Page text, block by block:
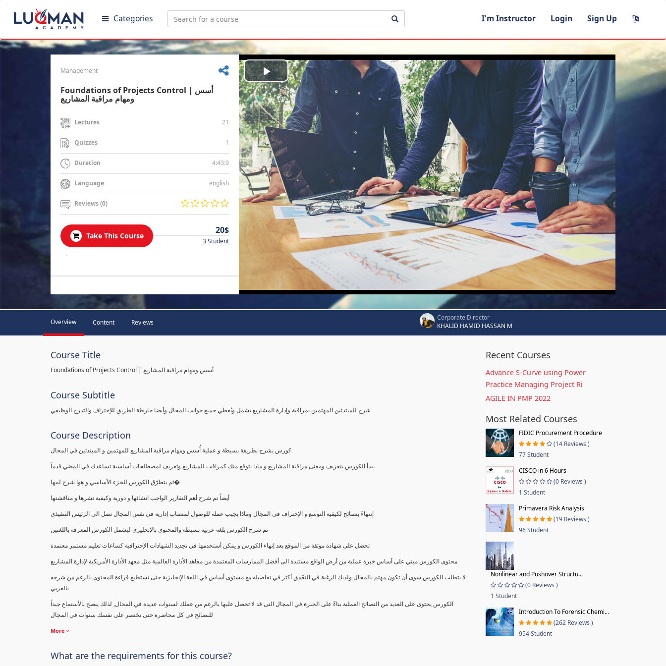
Categories I'm Instructor Login Sign Up
Management
Foundations of Projects Control | أسس
ومهام مراقبة المشاريع
Lectures 21
Quizzes 1
Duration 4:43:9
Language english
Reviews (0)
Take This Course
20$
3 Student
.
Play
Video
Overview Content Reviews
Corporate Director
KHALID HAMID HASSAN M
Course Title
Foundations of Projects Control | أسس ومهام مراقبة المشاريع
Course Subtitle
شرح للمبتدئين المهتمين بمراقبة وإدارة المشاريع يشمل ويُغطي جميع جوانب المجال وأيضا خارطة الطريق للإحتراف والتدرج الوظيفي
Course Description
كورس يشرح بطريقة بسيطة و عملية أُسس ومهام مراقبة المشاريع للمهتمين و المبتدئين في المجال
يبدأ الكورس بتعريف ومعنى مراقبة المشاريع و ماذا يتوقع منك كمراقب للمشاريع وتعريف لمصطلحات أساسية تساعدك في المضي قدماً
ثم يتطرّق الكورس للجزء الأساسي و هوا شرح لمها�
أيضاً تم شرح أهم التقارير الواجب انشائها و دورية وكيفية نشرها و مناقشتها
إنتهاءً بنصائح لكيفية التوسع و الإحتراف في المجال وماذا يجيب عمله للوصول لمنصاب إدارية في نفس المجال تصل الى الرئيس التنفيذي
تم شرح الكورس بلغة عربية بسيطة والمحتوى بالإنجليزي ليشمل الكورس المعرفة باللغتين
تحصل على شهادة موثقة من الموقع بعد إنهاء الكورس و يمكن أستخدمها في تجديد الشهادات الإحترافية كساعات تعليم مستمر معتمدة
محتوى الكورس مبني على أساس خبرة عملية من أرض الواقع مستندة الى أفضل الممارسات المعتمدة من معاهد الأدارة العالمية مثل معهد الأدارة الأمريكية لإدارة المشاريع
لا يتطلب الكورس سوى أن تكون مهتم بالمجال ولديك الرغبة في التعّمق أكثر في تفاصيله مع مستوى أساس في اللغة الإنجليزية حتى تستطيع قراءة المحتوى بالرغم من شرحه
بالعربي
الكورس يحتوى على العديد من النصائح العملية بناءً على الخبرة في المجال التى قد لا تحصل عليها بالرغم من عملك لسنوات عديدة في المجال, لذلك ينصح بالأستماع جيداً
للنصائح في كل محاضرة حتى تختصر على نفسك سنوات في المجال
More
What are the requirements for this course?
Recent Courses
Advance S-Curve using Power
Practice Managing Project Ri
AGILE IN PMP 2022
Most Related Courses
FIDIC Procurement Procedure
(14 Reviews )
77 Student
CISCO in 6 Hours
(0 Reviews )
1 Student
Primavera Risk Analysis
(19 Reviews )
96 Student
Nonlinear and Pushover Structu...
(0 Reviews )
1 Student
Introduction To Forensic Chemi...
(262 Reviews )
954 Student